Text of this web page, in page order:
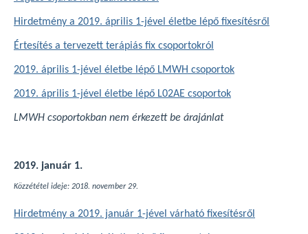
Hirdetmény a 2019. április 1-jével életbe lépő fixesítésről
Értesítés a tervezett terápiás fix csoportokról
2019. április 1-jével életbe lépő LMWH csoportok
2019. április 1-jével életbe lépő L02AE csoportok
LMWH csoportokban nem érkezett be árajánlat
2019. január 1.
Közzététel ideje: 2018. november 29.
Hirdetmény a 2019. január 1-jével várható fixesítésről